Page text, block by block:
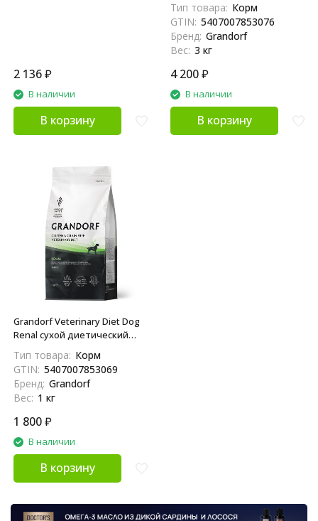
2 136₽
В наличии
В корзину
хронической болезни почек
- 3 кг
Тип товара: Корм
GTIN: 5407007853076
Бренд: Grandorf
Вес: 3 кг
4 200₽
В наличии
В корзину
Grandorf Veterinary Diet Dog
Renal сухой диетический
хронической болезни почек
- 1 кг
Тип товара: Корм
GTIN: 5407007853069
Бренд: Grandorf
Вес: 1 кг
1 800₽
В наличии
В корзину